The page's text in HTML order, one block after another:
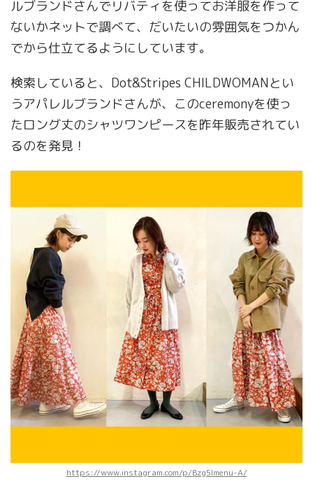
ルブランドさんでリバティを使ってお洋服を作って
ないかネットで調べて、だいたいの雰囲気をつかん
でから仕立てるようにしています。
検索していると、Dot&Stripes CHILDWOMANとい
うアパレルブランドさんが、このceremonyを使っ
たロング丈のシャツワンピースを昨年販売されてい
るのを発見！
https://www.instagram.com/p/Bzg5Imenu-A/